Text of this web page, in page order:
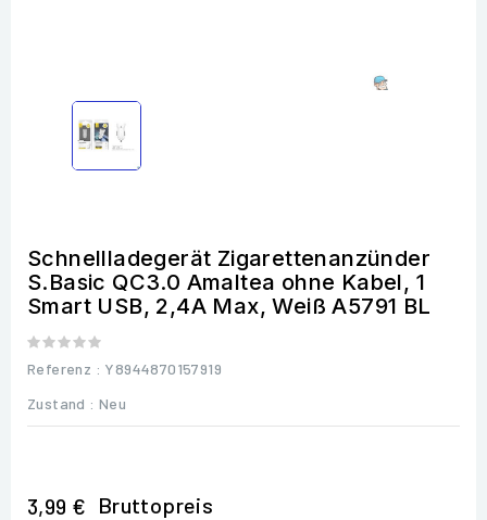
Schnellladegerät Zigarettenanzünder
S.Basic QC3.0 Amaltea ohne Kabel, 1
Smart USB, 2,4A Max, Weiß A5791 BL
Referenz : Y8944870157919
Zustand : Neu
3,99 € Bruttopreis